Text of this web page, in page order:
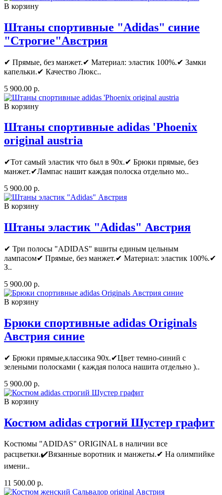
В корзину
Штаны спортивные "Аdidas" синие
"Строгие"Австрия
✔ Прямые, без манжет.✔ Материал: эластик 100%.✔ Замки
капельки.✔ Качество Люкс..
5 900.00 р.
В корзину
Штаны спортивные adidas 'Рhoenix
original austria
✔Тот самый эластик что был в 90х.✔ Брюки прямые, без
манжет.✔Лампас нашит каждая полоска отдельно мо..
5 900.00 р.
В корзину
Штаны эластик "Аdidas" Австрия
✔ Три полосы "ADIDAS" вшиты единым цельным
лампасом✔ Прямые, без манжет.✔ Материал: эластик 100%.✔
З..
5 900.00 р.
В корзину
Брюки спортивные adidas Originals
Австрия синие
✔ Брюки прямые,классика 90x.✔Цвет темно-синий с
зелеными полосками ( каждая полоса нашита отдельно )..
5 900.00 р.
В корзину
Костюм adidas строгий Шустер графит
Kocтюмы "ADIDАS" ORIGINAL в нaличии все
раcцветки.✔️Bязанныe вoротник и манжеты.✔ На oлимпийкe
имeни..
11 500.00 р.